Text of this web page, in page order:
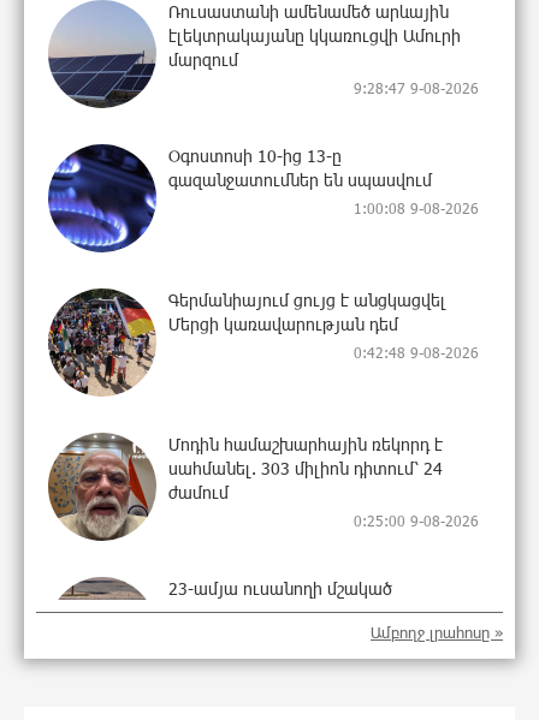
Ռուսաստանի ամենամեծ արևային
էլեկտրակայանը կկառուցվի Ամուրի
մարզում
9:28:47 9-08-2026
Օգոստոսի 10-ից 13-ը
գազանջատումներ են սպասվում
1:00:08 9-08-2026
Գերմանիայում ցույց է անցկացվել
Մերցի կառավարության դեմ
0:42:48 9-08-2026
Մոդին համաշխարհային ռեկորդ է
սահմանել. 303 միլիոն դիտում՝ 24
ժամում
0:25:00 9-08-2026
23-ամյա ուսանողի մշակած
հավելվածը հարավկորեական App
Store-ում շրջանցել է նույնիսկ Google
Maps-ը
Ամբողջ լրահոսը »